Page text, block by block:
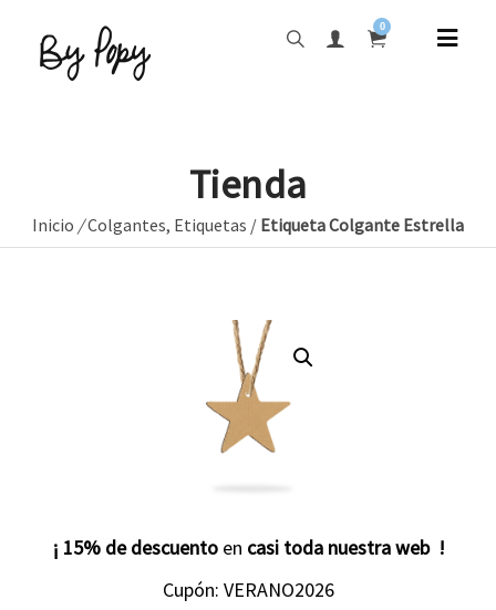
0
Tienda
Inicio /Colgantes, Etiquetas / Etiqueta Colgante Estrella
¡ 15% de descuento en casi toda nuestra web !
Cupón: VERANO2026